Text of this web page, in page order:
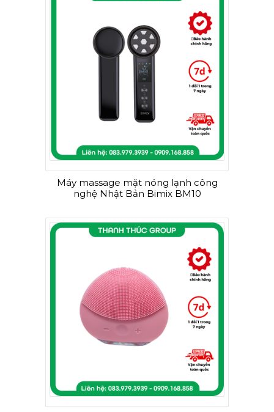
Máy massage mặt nóng lạnh công
nghệ Nhật Bản Bimix BM10